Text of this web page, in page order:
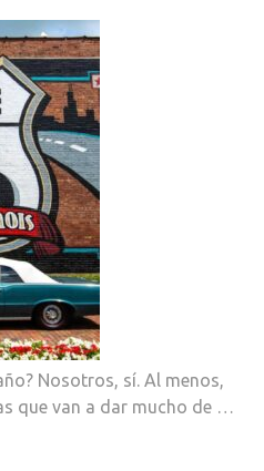
Nosotros, sí. Al menos,
que van a dar mucho de …